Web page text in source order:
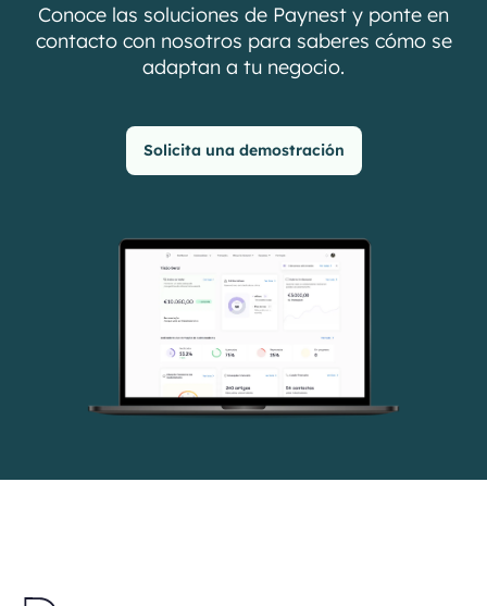
Conoce las soluciones de Paynest y ponte en
contacto con nosotros para saberes cómo se
adaptan a tu negocio.
Solicita una demostración